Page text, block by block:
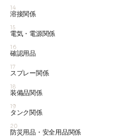
14
溶接関係
15
電気・電源関係
16
確認用品
17
スプレー関係
18
装備品関係
19
タンク関係
20
防災用品・安全用品関係